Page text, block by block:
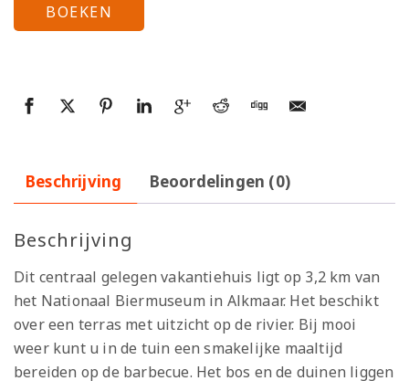
BOEKEN
Beschrijving Beoordelingen (0)
Beschrijving
Dit centraal gelegen vakantiehuis ligt op 3,2 km van
het Nationaal Biermuseum in Alkmaar. Het beschikt
over een terras met uitzicht op de rivier. Bij mooi
weer kunt u in de tuin een smakelijke maaltijd
bereiden op de barbecue. Het bos en de duinen liggen